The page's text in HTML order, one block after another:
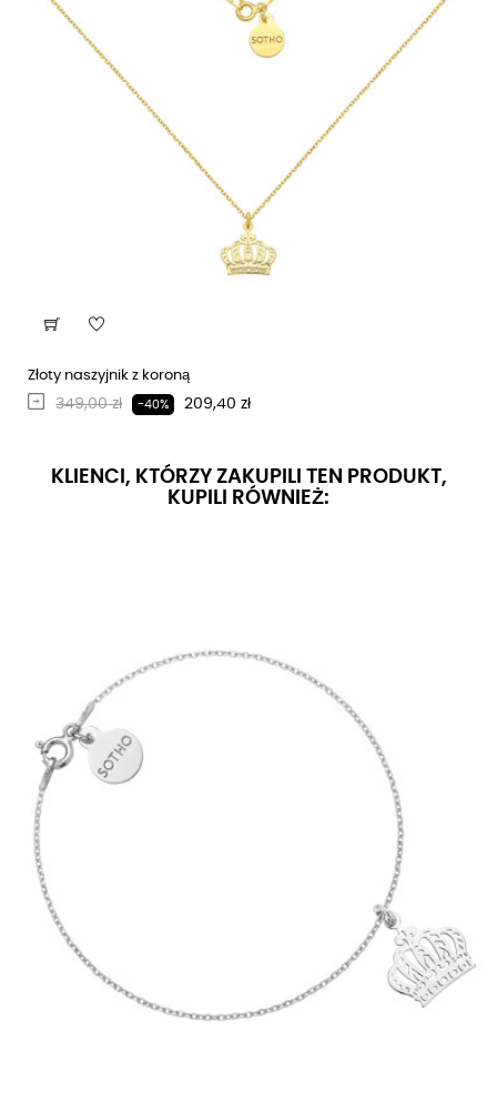
Złoty naszyjnik z koroną
Regularna cena
349,00 zł -40% Cena
209,40 zł
KLIENCI, KTÓRZY ZAKUPILI TEN PRODUKT,
KUPILI RÓWNIEŻ: